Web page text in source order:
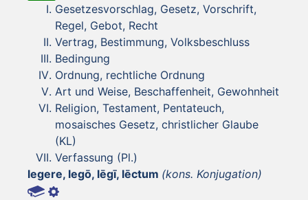
Gesetzesvorschlag, Gesetz, Vorschrift,
Regel, Gebot, Recht
Vertrag, Bestimmung, Volksbeschluss
Bedingung
Ordnung, rechtliche Ordnung
Art und Weise, Beschaffenheit, Gewohnheit
Religion, Testament, Pentateuch,
mosaisches Gesetz, christlicher Glaube
(KL)
Verfassung (Pl.)
legere, legō, lēgī, lēctum (kons. Konjugation)